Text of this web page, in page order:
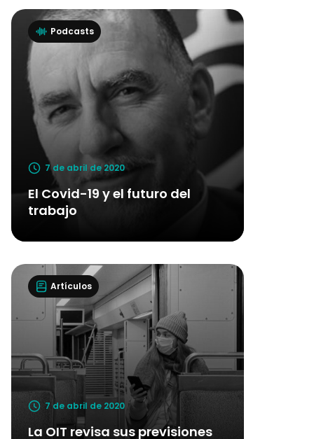
Podcasts
7 de abril de 2020
El Covid-19 y el futuro del
trabajo
Artículos
7 de abril de 2020
La OIT revisa sus previsiones